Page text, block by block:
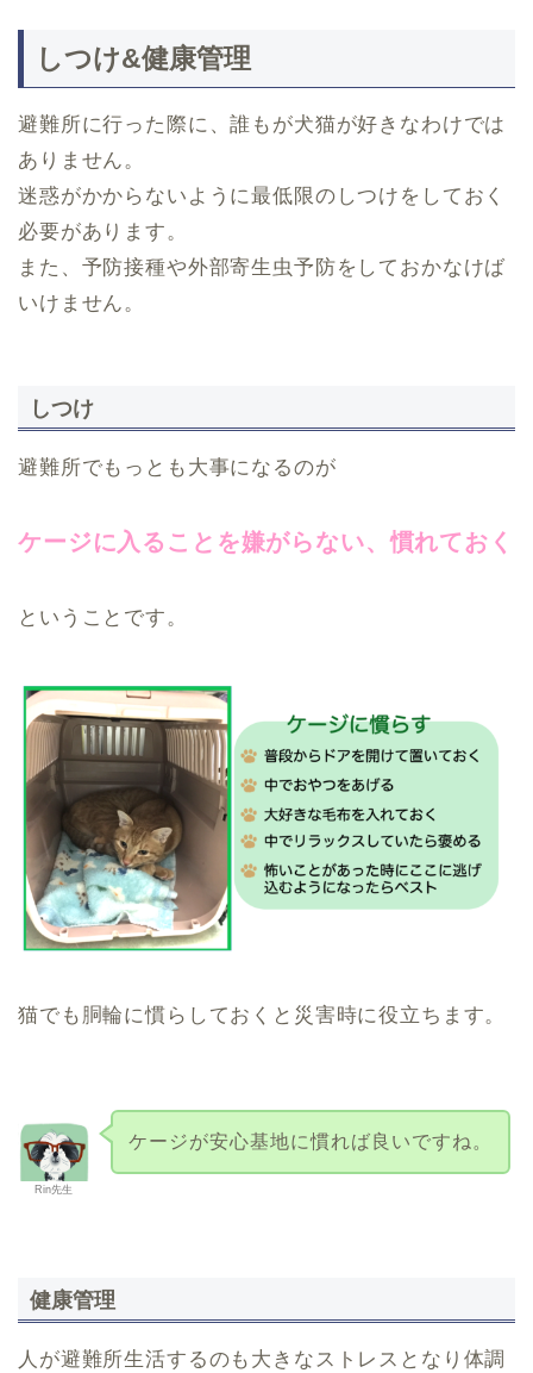
しつけ&健康管理
避難所に行った際に、誰もが犬猫が好きなわけでは
ありません。
迷惑がかからないように最低限のしつけをしておく
必要があります。
また、予防接種や外部寄生虫予防をしておかなけば
いけません。
しつけ
避難所でもっとも大事になるのが
ケージに入ることを嫌がらない、慣れておく
ということです。
猫でも胴輪に慣らしておくと災害時に役立ちます。
Rin先生
ケージが安心基地に慣れば良いですね。
健康管理
人が避難所生活するのも大きなストレスとなり体調